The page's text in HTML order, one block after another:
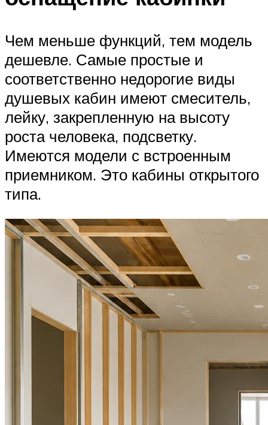
Чем меньше функций, тем модель
дешевле. Самые простые и
соответственно недорогие виды
душевых кабин имеют смеситель,
лейку, закрепленную на высоту
роста человека, подсветку.
Имеются модели с встроенным
приемником. Это кабины открытого
типа.